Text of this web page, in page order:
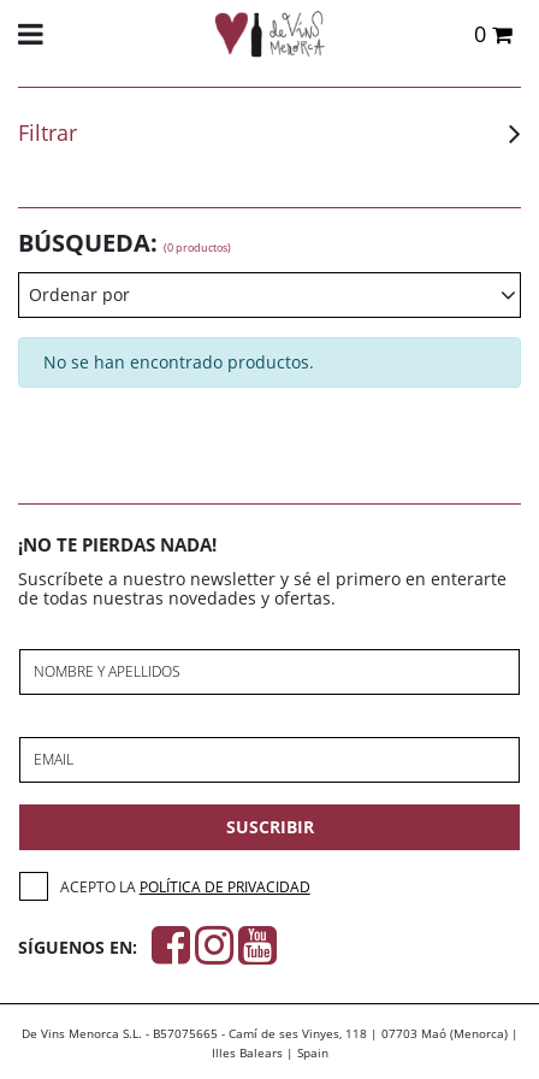
0
Filtrar
BÚSQUEDA: (0 productos)
Ordenar por
No se han encontrado productos.
¡NO TE PIERDAS NADA!
Suscríbete a nuestro newsletter y sé el primero en enterarte
de todas nuestras novedades y ofertas.
NOMBRE Y APELLIDOS
EMAIL
SUSCRIBIR
ACEPTO LA POLÍTICA DE PRIVACIDAD
SÍGUENOS EN:
De Vins Menorca S.L. - B57075665 - Camí de ses Vinyes, 118 | 07703 Maó (Menorca) |
Illes Balears | Spain